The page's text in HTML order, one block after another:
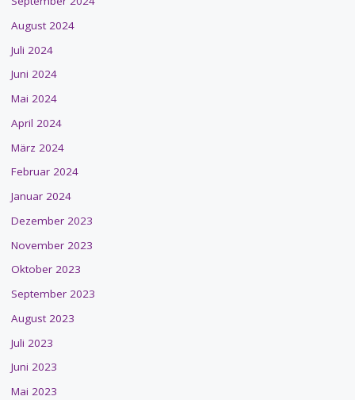
August 2024
Juli 2024
Juni 2024
Mai 2024
April 2024
März 2024
Februar 2024
Januar 2024
Dezember 2023
November 2023
Oktober 2023
September 2023
August 2023
Juli 2023
Juni 2023
Mai 2023